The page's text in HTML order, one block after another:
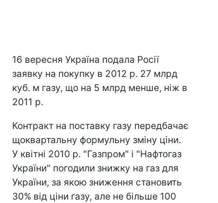
16 вересня Україна подала Росії
заявку на покупку в 2012 р. 27 млрд
куб. м газу, що на 5 млрд менше, ніж в
2011 р.
Контракт на поставку газу передбачає
щоквартальну формульну зміну ціни.
У квітні 2010 р. "Газпром" і "Нафтогаз
України" погодили знижку на газ для
України, за якою зниження становить
30% від ціни газу, але не більше 100